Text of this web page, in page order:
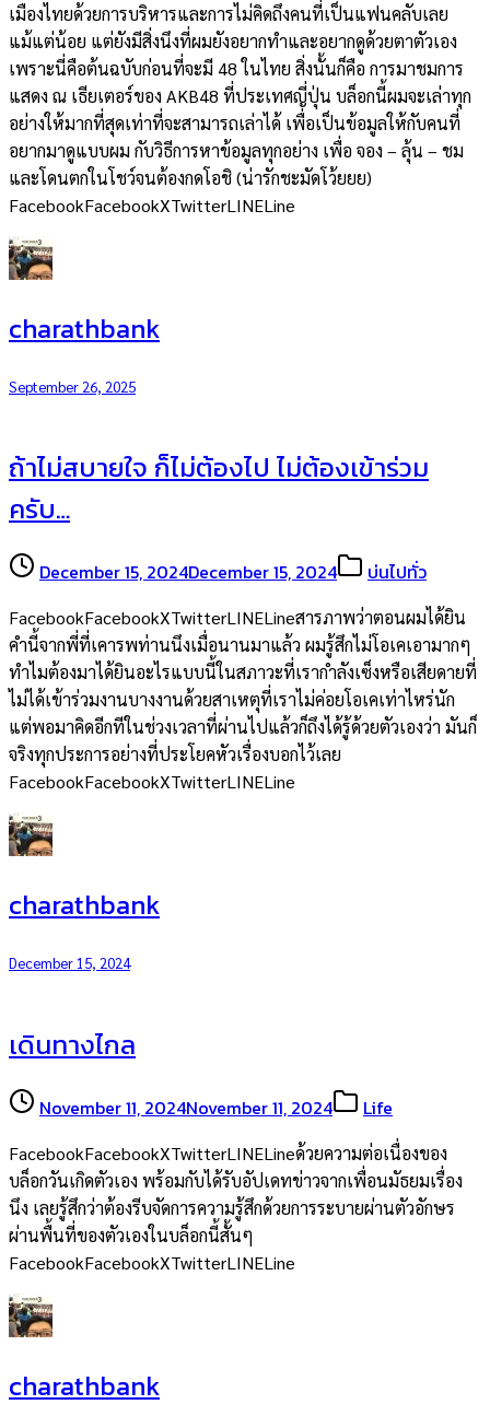
เมืองไทยด้วยการบริหารและการไม่คิดถึงคนที่เป็นแฟนคลับเลย
แม้แต่น้อย แต่ยังมีสิ่งนึงที่ผมยังอยากทำและอยากดูด้วยตาตัวเอง
เพราะนี่คือต้นฉบับก่อนที่จะมี 48 ในไทย สิ่งนั้นก็คือ การมาชมการ
แสดง ณ เธียเตอร์ของ AKB48 ที่ประเทศญี่ปุ่น บล็อกนี้ผมจะเล่าทุก
อย่างให้มากที่สุดเท่าที่จะสามารถเล่าได้ เพื่อเป็นข้อมูลให้กับคนที่
อยากมาดูแบบผม กับวิธีการหาข้อมูลทุกอย่าง เพื่อ จอง – ลุ้น – ชม
และโดนตกในโชว์จนต้องกดโอชิ (น่ารักชะมัดโว้ยยย)
FacebookFacebookXTwitterLINELine
charathbank
September 26, 2025
ถ้าไม่สบายใจ ก็ไม่ต้องไป ไม่ต้องเข้าร่วม
ครับ…
December 15, 2024December 15, 2024 บ่นไปทั่ว
FacebookFacebookXTwitterLINELineสารภาพว่าตอนผมได้ยิน
คำนี้จากพี่ที่เคารพท่านนึงเมื่อนานมาแล้ว ผมรู้สึกไม่โอเคเอามากๆ
ทำไมต้องมาได้ยินอะไรแบบนี้ในสภาวะที่เรากำลังเซ็งหรือเสียดายที่
ไม่ได้เข้าร่วมงานบางงานด้วยสาเหตุที่เราไม่ค่อยโอเคเท่าไหร่นัก
แต่พอมาคิดอีกทีในช่วงเวลาที่ผ่านไปแล้วก็ถึงได้รู้ด้วยตัวเองว่า มันก็
จริงทุกประการอย่างที่ประโยคหัวเรื่องบอกไว้เลย
FacebookFacebookXTwitterLINELine
charathbank
December 15, 2024
เดินทางไกล
November 11, 2024November 11, 2024 Life
FacebookFacebookXTwitterLINELineด้วยความต่อเนื่องของ
บล็อกวันเกิดตัวเอง พร้อมกับได้รับอัปเดทข่าวจากเพื่อนมัธยมเรื่อง
นึง เลยรู้สึกว่าต้องรีบจัดการความรู้สึกด้วยการระบายผ่านตัวอักษร
ผ่านพื้นที่ของตัวเองในบล็อกนี้สั้นๆ
FacebookFacebookXTwitterLINELine
charathbank